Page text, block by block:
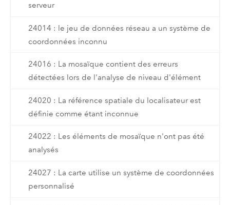
serveur
24014 : le jeu de données réseau a un système de
coordonnées inconnu
24016 : La mosaïque contient des erreurs
détectées lors de l'analyse de niveau d'élément
24020 : La référence spatiale du localisateur est
définie comme étant inconnue
24022 : Les éléments de mosaïque n'ont pas été
analysés
24027 : La carte utilise un système de coordonnées
personnalisé